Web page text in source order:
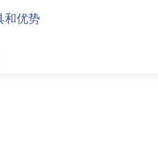
和优势